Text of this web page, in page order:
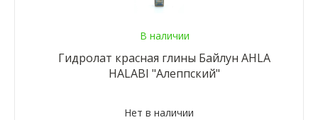
В наличии
Гидролат красная глины Байлун AHLA
HALABI "Алеппский"
Нет в наличии